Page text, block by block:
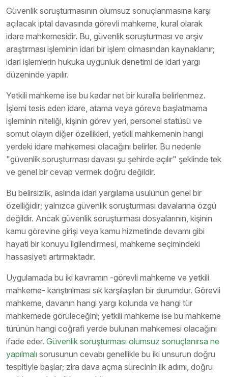
Güvenlik soruşturmasının olumsuz sonuçlanmasına karşı
açılacak iptal davasında görevli mahkeme, kural olarak
idare mahkemesidir. Bu, güvenlik soruşturması ve arşiv
araştırması işleminin idari bir işlem olmasından kaynaklanır;
idari işlemlerin hukuka uygunluk denetimi de idari yargı
düzeninde yapılır.
Yetkili mahkeme ise bu kadar net bir kuralla belirlenmez.
İşlemi tesis eden idare, atama veya göreve başlatmama
işleminin niteliği, kişinin görev yeri, personel statüsü ve
somut olayın diğer özellikleri, yetkili mahkemenin hangi
yerdeki idare mahkemesi olacağını belirler. Bu nedenle
"güvenlik soruşturması davası şu şehirde açılır" şeklinde tek
ve genel bir cevap vermek doğru değildir.
Bu belirsizlik, aslında idari yargılama usulünün genel bir
özelliğidir; yalnızca güvenlik soruşturması davalarına özgü
değildir. Ancak güvenlik soruşturması dosyalarının, kişinin
kamu görevine girişi veya kamu hizmetinde devamı gibi
hayati bir konuyu ilgilendirmesi, mahkeme seçimindeki
hassasiyeti artırmaktadır.
Uygulamada bu iki kavramın -görevli mahkeme ve yetkili
mahkeme- karıştırılması sık karşılaşılan bir durumdur. Görevli
mahkeme, davanın hangi yargı kolunda ve hangi tür
mahkemede görüleceğini; yetkili mahkeme ise bu mahkeme
türünün hangi coğrafi yerde bulunan mahkemesi olacağını
ifade eder. Güvenlik soruşturması olumsuz sonuçlanırsa ne
yapılmalı sorusunun cevabı genellikle bu iki unsurun doğru
tespitiyle başlar; zira dava açma sürecinin ilk adımı, doğru